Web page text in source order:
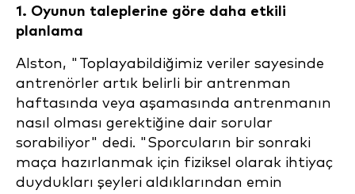
1. Oyunun taleplerine göre daha etkili
planlama
Alston, "Toplayabildiğimiz veriler sayesinde
antrenörler artık belirli bir antrenman
haftasında veya aşamasında antrenmanın
nasıl olması gerektiğine dair sorular
sorabiliyor" dedi. "Sporcuların bir sonraki
maça hazırlanmak için fiziksel olarak ihtiyaç
duydukları şeyleri aldıklarından emin